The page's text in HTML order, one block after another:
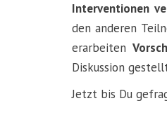
Interventionen
den anderen
erarbeiten
Diskussion
Jetzt bis Du